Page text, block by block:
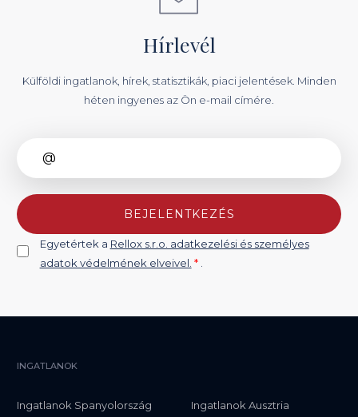
Hírlevél
Külföldi ingatlanok, hírek, statisztikák, piaci jelentések. Minden
héten ingyenes az Ön e-mail címére.
BEJELENTKEZÉS
Egyetértek a Rellox s.r.o. adatkezelési és személyes
adatok védelmének elveivel. * .
INGATLANOK
Ingatlanok Spanyolország
Ingatlanok Ausztria